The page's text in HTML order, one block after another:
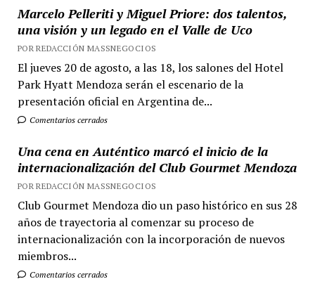
Marcelo Pelleriti y Miguel Priore: dos talentos,
una visión y un legado en el Valle de Uco
POR REDACCIÓN MASSNEGOCIOS
El jueves 20 de agosto, a las 18, los salones del Hotel
Park Hyatt Mendoza serán el escenario de la
presentación oficial en Argentina de...
Comentarios cerrados
Una cena en Auténtico marcó el inicio de la
internacionalización del Club Gourmet Mendoza
POR REDACCIÓN MASSNEGOCIOS
Club Gourmet Mendoza dio un paso histórico en sus 28
años de trayectoria al comenzar su proceso de
internacionalización con la incorporación de nuevos
miembros...
Comentarios cerrados